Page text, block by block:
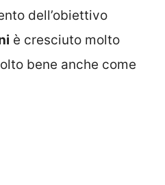
dell’obiettivo
è cresciuto molto
bene anche come